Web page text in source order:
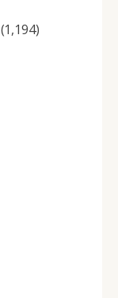
(1,194)